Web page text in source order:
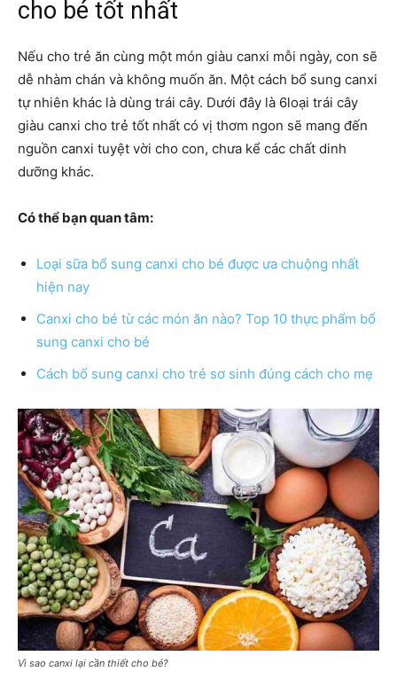
cho bé tốt nhất
Nếu cho trẻ ăn cùng một món giàu canxi mỗi ngày, con sẽ
dễ nhàm chán và không muốn ăn. Một cách bổ sung canxi
tự nhiên khác là dùng trái cây. Dưới đây là 6loại trái cây
giàu canxi cho trẻ tốt nhất có vị thơm ngon sẽ mang đến
nguồn canxi tuyệt vời cho con, chưa kể các chất dinh
dưỡng khác.
Có thể bạn quan tâm:
Loại sữa bổ sung canxi cho bé được ưa chuộng nhất
hiện nay
Canxi cho bé từ các món ăn nào? Top 10 thực phẩm bổ
sung canxi cho bé
Cách bổ sung canxi cho trẻ sơ sinh đúng cách cho mẹ
Vì sao canxi lại cần thiết cho bé?